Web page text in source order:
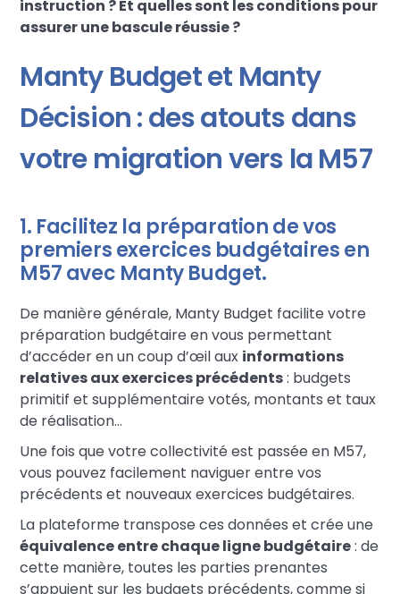
instruction ? Et quelles sont les conditions pour
assurer une bascule réussie ?
Manty Budget et Manty
Décision : des atouts dans
votre migration vers la M57
1. Facilitez la préparation de vos
premiers exercices budgétaires en
M57 avec Manty Budget.
De manière générale, Manty Budget facilite votre
préparation budgétaire en vous permettant
d’accéder en un coup d’œil aux informations
relatives aux exercices précédents: budgets
primitif et supplémentaire votés, montants et taux
de réalisation…
Une fois que votre collectivité est passée en M57,
vous pouvez facilement naviguer entre vos
précédents et nouveaux exercices budgétaires.
La plateforme transpose ces données et crée une
équivalence entre chaque ligne budgétaire: de
cette manière, toutes les parties prenantes
s’appuient sur les budgets précédents, comme si